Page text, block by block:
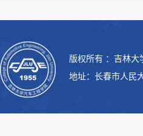
版权所有 ：吉林大
地址：长春市人民